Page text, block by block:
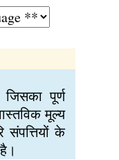
पूर्ण
मूल्य
संपत्तियों के